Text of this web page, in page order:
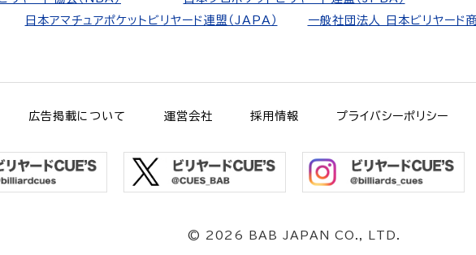
日本アマチュアポケットビリヤード連盟（JAPA）
一般社団法人 日本ビリヤード
広告掲載について 運営会社 採用情報 プライバシーポリシー
© 2026 BAB JAPAN CO., LTD.